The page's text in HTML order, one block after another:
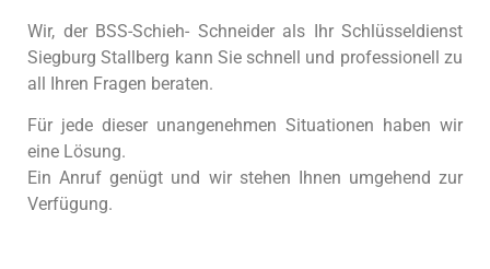
Wir, der BSS-Schieh- Schneider als Ihr Schlüsseldienst
Siegburg Stallberg kann Sie schnell und professionell zu
all Ihren Fragen beraten.
Für jede dieser unangenehmen Situationen haben wir
eine Lösung.
Ein Anruf genügt und wir stehen Ihnen umgehend zur
Verfügung.